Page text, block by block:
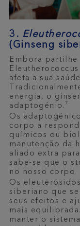
3.
(Ginseng
Embora partilhe
afeta a sua
energia, o
adaptogénio. 7
Os
corpo a
químicos ou
manutenção da
aliado extra
sabe-se que o
no nosso corpo.
Os
siberiano que
seus efeitos e
mais equilibrada.
manter o